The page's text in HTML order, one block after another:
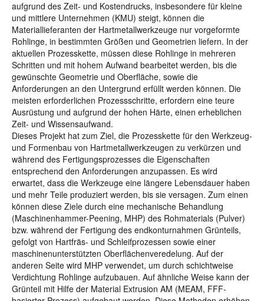
aufgrund des Zeit- und Kostendrucks, insbesondere für kleine
und mittlere Unternehmen (KMU) steigt, können die
Materiallieferanten der Hartmetallwerkzeuge nur vorgeformte
Rohlinge, in bestimmten Größen und Geometrien liefern. In der
aktuellen Prozesskette, müssen diese Rohlinge in mehreren
Schritten und mit hohem Aufwand bearbeitet werden, bis die
gewünschte Geometrie und Oberfläche, sowie die
Anforderungen an den Untergrund erfüllt werden können. Die
meisten erforderlichen Prozessschritte, erfordern eine teure
Ausrüstung und aufgrund der hohen Härte, einen erheblichen
Zeit- und Wissensaufwand.
Dieses Projekt hat zum Ziel, die Prozesskette für den Werkzeug-
und Formenbau von Hartmetallwerkzeugen zu verkürzen und
während des Fertigungsprozesses die Eigenschaften
entsprechend den Anforderungen anzupassen. Es wird
erwartet, dass die Werkzeuge eine längere Lebensdauer haben
und mehr Teile produziert werden, bis sie versagen. Zum einen
können diese Ziele durch eine mechanische Behandlung
(Maschinenhammer-Peening, MHP) des Rohmaterials (Pulver)
bzw. während der Fertigung des endkonturnahmen Grünteils,
gefolgt von Hartfräs- und Schleifprozessen sowie einer
maschinenunterstützten Oberflächenveredelung. Auf der
anderen Seite wird MHP verwendet, um durch schichtweise
Verdichtung Rohlinge aufzubauen. Auf ähnliche Weise kann der
Grünteil mit Hilfe der Material Extrusion AM (MEAM, FFF-